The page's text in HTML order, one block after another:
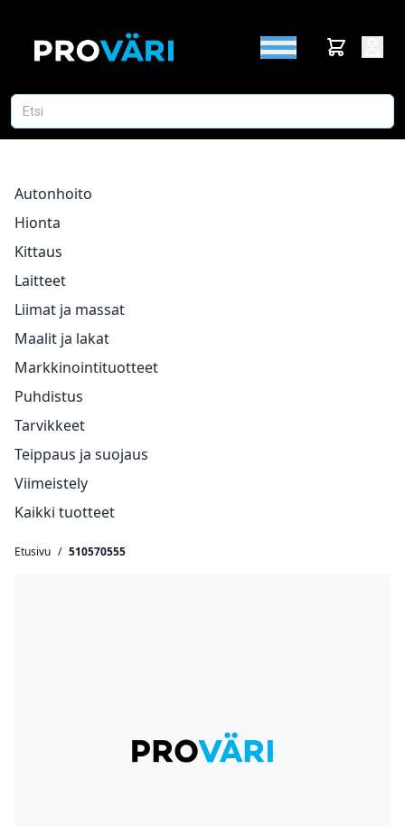
Autonhoito
Hionta
Kittaus
Laitteet
Liimat ja massat
Maalit ja lakat
Markkinointituotteet
Puhdistus
Tarvikkeet
Teippaus ja suojaus
Viimeistely
Kaikki tuotteet
Etusivu / 510570555